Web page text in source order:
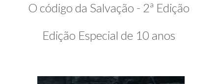
O código da Salvação - 2ª Edição
Edição Especial de 10 anos